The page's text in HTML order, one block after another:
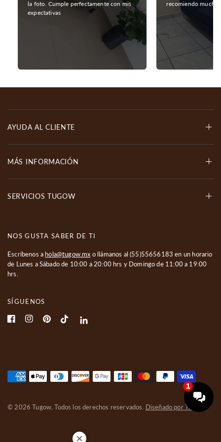
la foto. Cumple perfectamente con mis
expectativas
recomiendo mucho
AYUDA AL CLIENTE
MÁS INFORMACIÓN
SERVICIOS TUGOW
NOS GUSTA SABER DE TI
Escríbenos a hola@tugow.mx o llámanos al(55)55656183en un horario
de Lunes a Sábado de 10:00 a 20:00 hrs y Domingo de 11:00 a 19:00
hrs.
SÍGUENOS
© 2026 Tugow, Todos los derechos reservados. Diseñado por Triciclo